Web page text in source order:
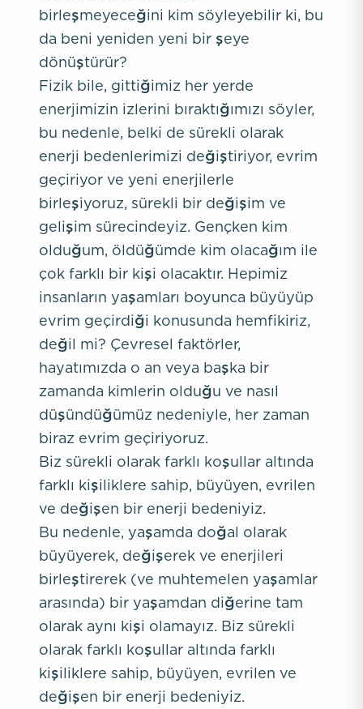
birleşmeyeceğini kim söyleyebilir ki, bu
da beni yeniden yeni bir şeye
dönüştürür?
Fizik bile, gittiğimiz her yerde
enerjimizin izlerini bıraktığımızı söyler,
bu nedenle, belki de sürekli olarak
enerji bedenlerimizi değiştiriyor, evrim
geçiriyor ve yeni enerjilerle
birleşiyoruz, sürekli bir değişim ve
gelişim sürecindeyiz. Gençken kim
olduğum, öldüğümde kim olacağım ile
çok farklı bir kişi olacaktır. Hepimiz
insanların yaşamları boyunca büyüyüp
evrim geçirdiği konusunda hemfikiriz,
değil mi? Çevresel faktörler,
hayatımızda o an veya başka bir
zamanda kimlerin olduğu ve nasıl
düşündüğümüz nedeniyle, her zaman
biraz evrim geçiriyoruz.
Biz sürekli olarak farklı koşullar altında
farklı kişiliklere sahip, büyüyen, evrilen
ve değişen bir enerji bedeniyiz.
Bu nedenle, yaşamda doğal olarak
büyüyerek, değişerek ve enerjileri
birleştirerek (ve muhtemelen yaşamlar
arasında) bir yaşamdan diğerine tam
olarak aynı kişi olamayız. Biz sürekli
olarak farklı koşullar altında farklı
kişiliklere sahip, büyüyen, evrilen ve
değişen bir enerji bedeniyiz.